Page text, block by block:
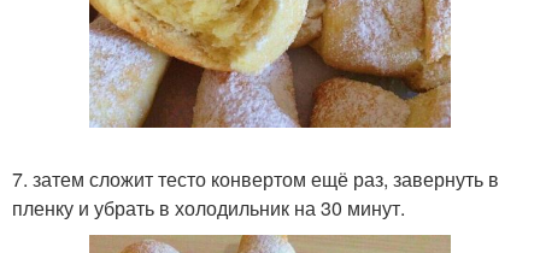
7. затем сложит тесто конвертом ещё раз, завернуть в
пленку и убрать в холодильник на 30 минут.